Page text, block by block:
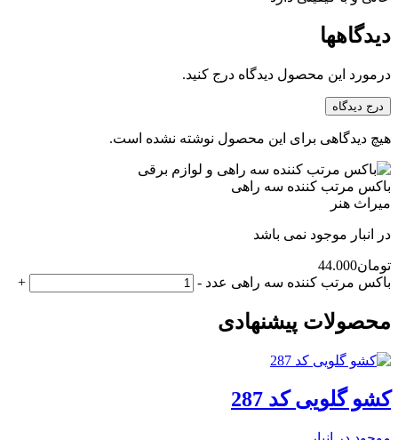
دیدگاهها
درمورد این محصول دیدگاه درج کنید.
درج دیدگاه
هیچ دیدگاهی برای این محصول نوشته نشده است.
باکس مرتب کننده سه راهی
میراث هنر
در انبار موجود نمی باشد
تومان44.000
باکس مرتب کننده سه راهی عدد -
+
محصولات پیشنهادی
کشو گلویی کد 287